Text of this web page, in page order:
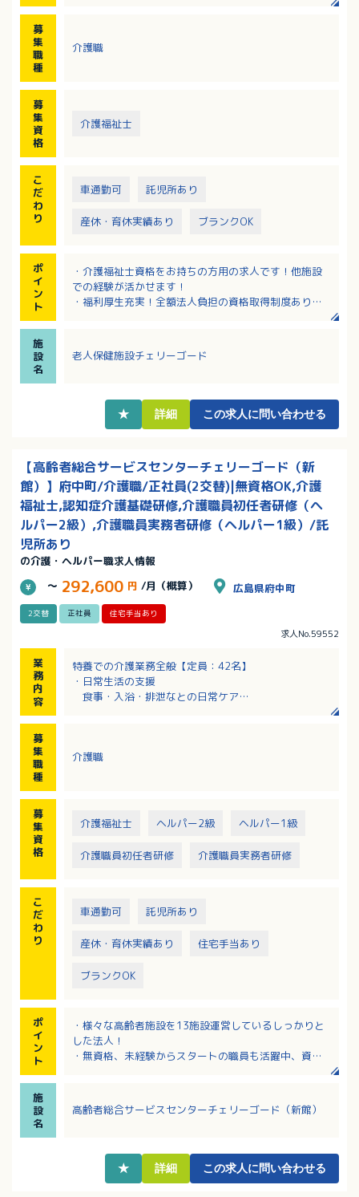
・リハビリ時のサポート
募
集
職
種
介護職
募
集
資
格
介護福祉士
こ
だ
わ
り
車通勤可 託児所あり
産休・育休実績あり ブランクOK
ポ
イ
ン
ト
・介護福祉士資格をお持ちの方用の求人です！他施設
での経験が活かせます！
・福利厚生充実！全額法人負担の資格取得制度あり！
可能！
施
設
名
老人保健施設チェリーゴード
★ 詳細 この求人に問い合わせる
【高齢者総合サービスセンターチェリーゴード（新
館）】府中町/介護職/正社員(2交替)|無資格OK,介護
福祉士,認知症介護基礎研修,介護職員初任者研修（ヘ
ルパー2級）,介護職員実務者研修（ヘルパー1級）/託
児所あり
の介護・ヘルパー職求人情報
～ 292,600 円 /月（概算） 広島県府中町
2交替 正社員 住宅手当あり
求人No.59552
業
務
内
容
特養での介護業務全般【定員：42名】
・日常生活の支援
食事・入浴・排泄なとの日常ケア
季節の行事や趣味活動
募
集
職
種
介護職
募
集
資
格
介護福祉士 ヘルパー2級 ヘルパー1級
介護職員初任者研修 介護職員実務者研修
こ
だ
わ
り
車通勤可 託児所あり
産休・育休実績あり 住宅手当あり
ブランクOK
ポ
イ
ン
ト
・様々な高齢者施設を13施設運営しているしっかりと
した法人！
・無資格、未経験からスタートの職員も活躍中、資格
めるほどしっかり手当が上がる制度があります。
・JR通勤の方は向洋駅からの無料送迎あり！車通勤ご
・扶養手当は18歳のお子様まで支給！院内保育も相談
施
設
名
高齢者総合サービスセンターチェリーゴード（新館）
★ 詳細 この求人に問い合わせる